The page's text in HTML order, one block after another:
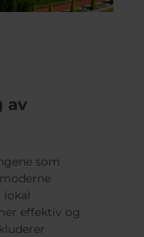
av
som
effektiv og